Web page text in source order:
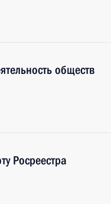
обществ
Росреестра